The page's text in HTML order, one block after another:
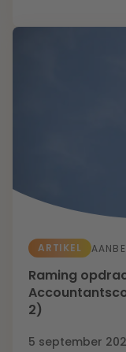
ARTIKEL
Raming
2)
5 september